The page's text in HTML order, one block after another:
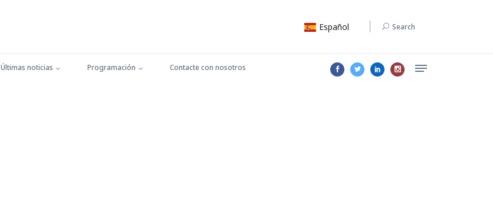
Español Search
Últimas noticias Programación Contacte con nosotros